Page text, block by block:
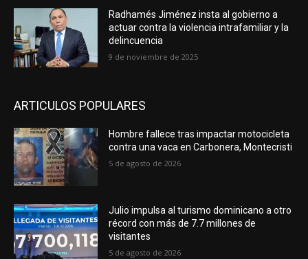
Radhamés Jiménez insta al gobierno a
actuar contra la violencia intrafamiliar y la
delincuencia
9 de noviembre de 2025
ARTICULOS POPULARES
Hombre fallece tras impactar motocicleta
contra una vaca en Carbonera, Montecristi
5 de agosto de 2026
Julio impulsa al turismo dominicano a otro
récord con más de 7.7 millones de
visitantes
5 de agosto de 2026